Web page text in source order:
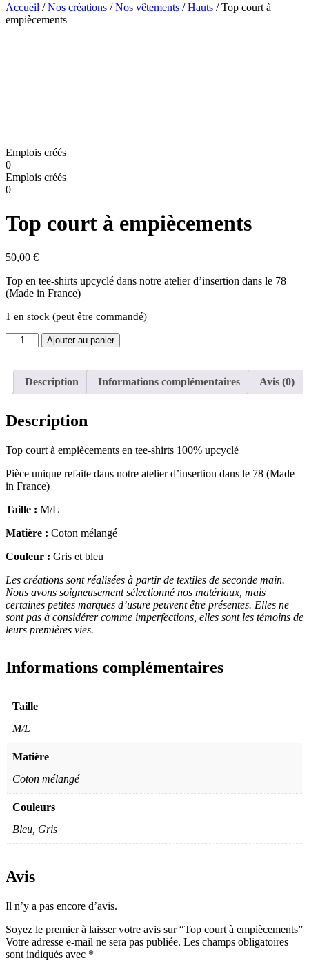
Accueil /Nos créations /Nos vêtements /Hauts / Top court à
empiècements
Emplois créés
0
Emplois créés
0
Top court à empiècements
50,00 €
Top en tee-shirts upcyclé dans notre atelier d’insertion dans le 78
(Made in France)
1 en stock (peut être commandé)
quantité
de
court
Ajouter au panier
Description Informations complémentaires Avis (0)
Description
Top court à empiècements en tee-shirts 100% upcyclé
Pièce unique refaite dans notre atelier d’insertion dans le 78 (Made
in France)
Taille : M/L
Matière : Coton mélangé
Couleur : Gris et bleu
Les créations sont réalisées à partir de textiles de seconde main.
Nous avons soigneusement sélectionné nos matériaux, mais
certaines petites marques d’usure peuvent être présentes. Elles ne
sont pas à considérer comme imperfections, elles sont les témoins de
leurs premières vies.
Informations complémentaires
Taille
M/L
Matière
Coton mélangé
Couleurs
Bleu, Gris
Avis
Il n’y a pas encore d’avis.
Soyez le premier à laisser votre avis sur “Top court à empiècements”
Votre adresse e-mail ne sera pas publiée. Les champs obligatoires
sont indiqués avec *